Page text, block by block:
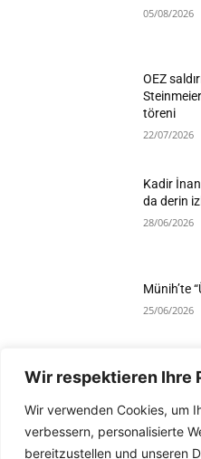
Wir respektieren Ihre
Wir verwenden Cookies, um
verbessern, personalisierte
bereitzustellen und unseren
05/08/2026
OEZ
töreni
22/07/2026
Kadir
da derin
28/06/2026
Münih’te
25/06/2026